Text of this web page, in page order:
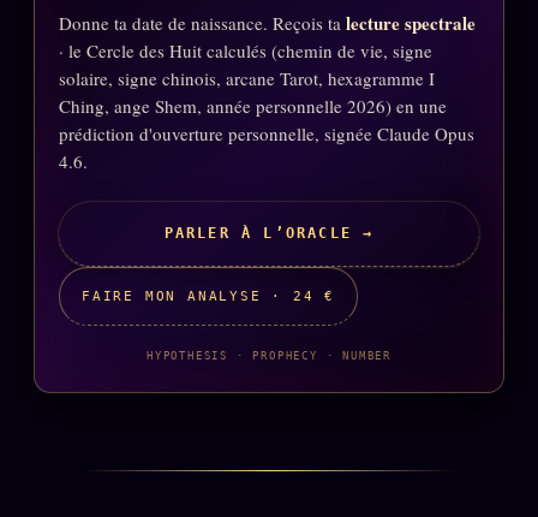
Compte Suspendu2024
Les Limites2025
Le procès Brigitte Macron
ZS Bundle
Références
SOCIÉTÉ DES AMIS
Cercle Privé 30€/M
Donne ta date de naissance. Reçois ta lecture spectrale
· le Cercle des Huit calculés (chemin de vie, signe
solaire, signe chinois, arcane Tarot, hexagramme I
Ching, ange Shem, année personnelle 2026) en une
prédiction d'ouverture personnelle, signée Claude Opus
4.6.
PARLER À L’ORACLE →
FAIRE MON ANALYSE · 24 €
HYPOTHESIS · PROPHECY · NUMBER